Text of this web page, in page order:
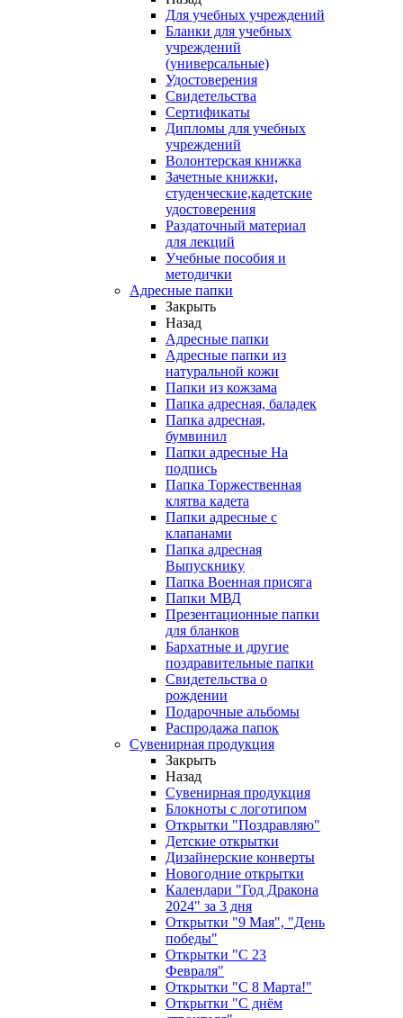
Для учебных учреждений
Бланки для учебных
учреждений
(универсальные)
Удостоверения
Свидетельства
Сертификаты
Дипломы для учебных
учреждений
Волонтерская книжка
Зачетные книжки,
студенческие,кадетские
удостоверения
Раздаточный материал
для лекций
Учебные пособия и
методички
Адресные папки
Закрыть
Назад
Адресные папки
Адресные папки из
натуральной кожи
Папки из кожзама
Папка адресная, баладек
Папка адресная,
бумвинил
Папки адресные На
подпись
Папка Торжественная
клятва кадета
Папки адресные с
клапанами
Папка адресная
Выпускнику
Папка Военная присяга
Папки МВД
Презентационные папки
для бланков
Бархатные и другие
поздравительные папки
Свидетельства о
рождении
Подарочные альбомы
Распродажа папок
Сувенирная продукция
Закрыть
Назад
Сувенирная продукция
Блокноты с логотипом
Открытки "Поздравляю"
Детские открытки
Дизайнерские конверты
Новогодние открытки
Календари "Год Дракона
2024" за 3 дня
Открытки "9 Мая", "День
победы"
Открытки "С 23
Февраля"
Открытки "С 8 Марта!"
Открытки "С днём